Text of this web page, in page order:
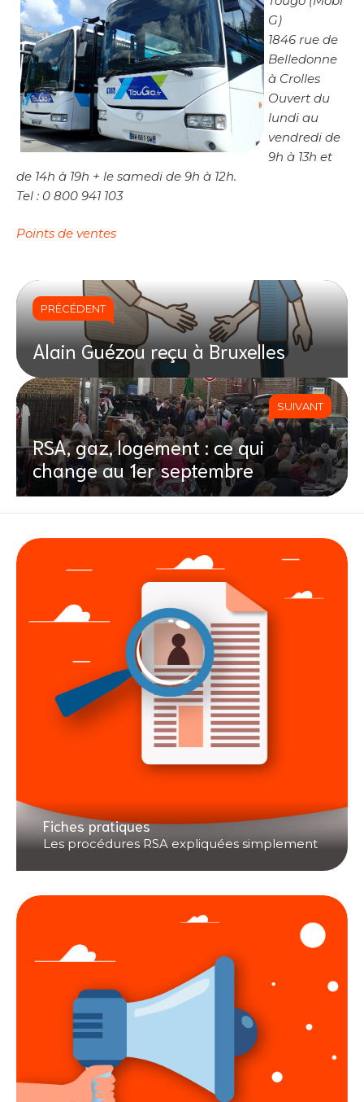
G)
1846 rue de
Belledonne
à Crolles
Ouvert du
lundi au
vendredi de
9h à 13h et
de 14h à 19h + le samedi de 9h à 12h.
Tel : 0 800 941 103
Points de ventes
PRÉCÉDENT
Alain Guézou reçu à Bruxelles
SUIVANT
RSA, gaz, logement : ce qui
change au 1er septembre
Fiches pratiques
Les procédures RSA expliquées simplement